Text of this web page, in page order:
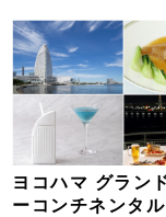
ヨコハマ グラン
ーコンチネンタ